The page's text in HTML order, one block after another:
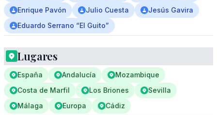
Enrique Pavón
Julio Cuesta
Jesús Gavira
Eduardo Serrano “El Guito”
Lugares
España Andalucía
Mozambique
Costa de Marfil
Los Briones
Sevilla
Málaga
Europa Cádiz